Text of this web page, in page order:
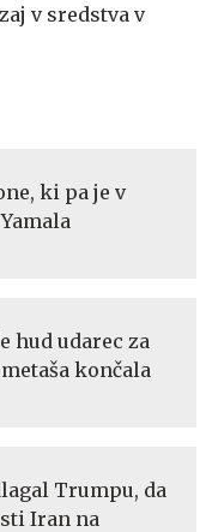
v sredstva v
ki pa je v
hud udarec za
končala
Trumpu, da
Iran na